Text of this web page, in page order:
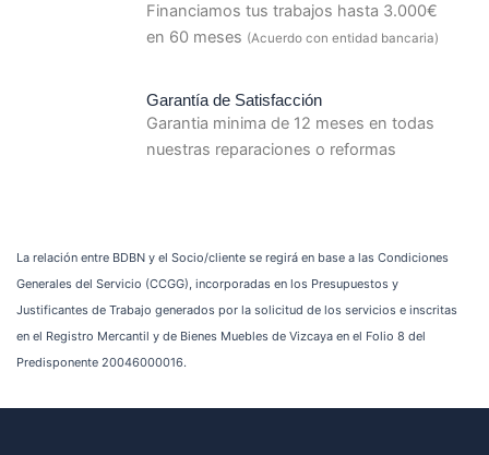
Financiamos tus trabajos hasta 3.000€
en 60 meses (Acuerdo con entidad bancaria)
Garantía de Satisfacción
Garantia minima de 12 meses en todas
nuestras reparaciones o reformas
La relación entre BDBN y el Socio/cliente se regirá en base a las Condiciones
Generales del Servicio (CCGG), incorporadas en los Presupuestos y
Justificantes de Trabajo generados por la solicitud de los servicios e inscritas
en el Registro Mercantil y de Bienes Muebles de Vizcaya en el Folio 8 del
Predisponente 20046000016.